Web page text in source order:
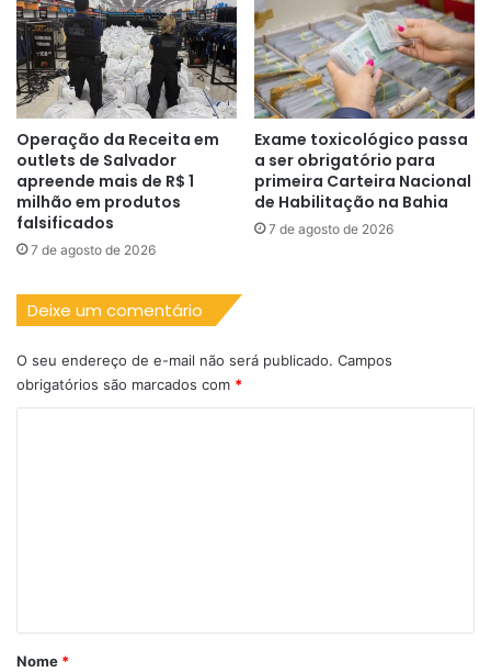
Operação da Receita em
outlets de Salvador
apreende mais de R$ 1
milhão em produtos
falsificados
7 de agosto de 2026
Exame toxicológico passa
a ser obrigatório para
primeira Carteira Nacional
de Habilitação na Bahia
7 de agosto de 2026
Deixe um comentário
O seu endereço de e-mail não será publicado. Campos
obrigatórios são marcados com *
rNome *